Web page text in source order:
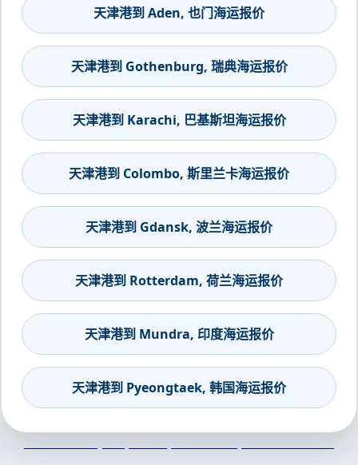
天津港到 Aden, 也门海运报价
天津港到 Gothenburg, 瑞典海运报价
天津港到 Karachi, 巴基斯坦海运报价
天津港到 Colombo, 斯里兰卡海运报价
天津港到 Gdansk, 波兰海运报价
天津港到 Rotterdam, 荷兰海运报价
天津港到 Mundra, 印度海运报价
天津港到 Pyeongtaek, 韩国海运报价